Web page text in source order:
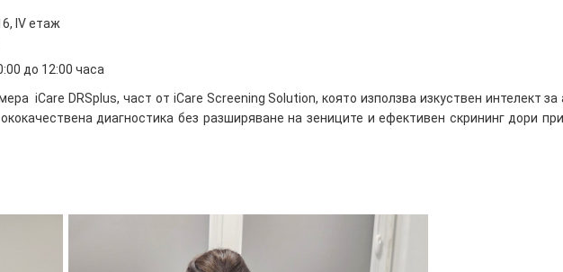
IV етаж
до 12:00 часа
iCare DRSplus, част от iCare Screening Solution, която използва изкуствен интелект
диагностика без разширяване на зениците и ефективен скрининг дори